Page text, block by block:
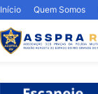
Início Quem Somos